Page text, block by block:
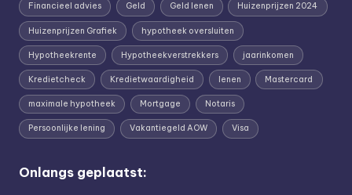
Financieel advies Geld Geld lenen Huizenprijzen 2024
Huizenprijzen Grafiek hypotheek oversluiten
Hypotheekrente Hypotheekverstrekkers jaarinkomen
Kredietcheck Kredietwaardigheid lenen Mastercard
maximale hypotheek Mortgage Notaris
Persoonlijke lening Vakantiegeld AOW Visa
Onlangs geplaatst: